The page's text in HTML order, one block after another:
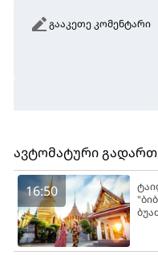
გააკეთე კომენტარი
ავტომატური
16:50